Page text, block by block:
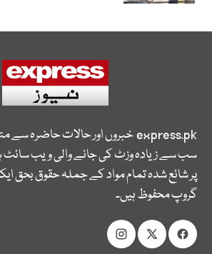
express.pkخبروں اور حالات حاضرہ سے
سب سے زیادہ وزٹ کی جانے والی ویب
پر شائع شدہ تمام مواد کے جملہ حقوق بحق
گروپ محفوظ ہیں۔